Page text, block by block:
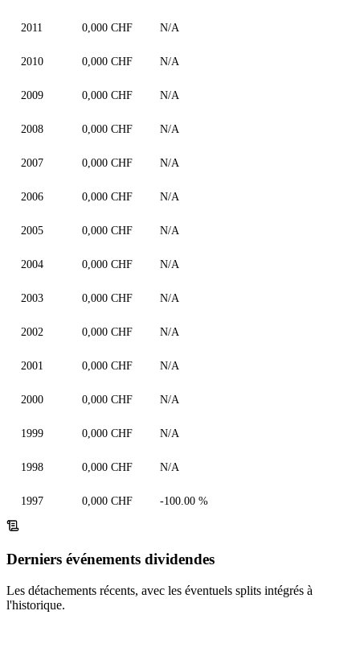
2011 0,000 CHF N/A
2010 0,000 CHF N/A
2009 0,000 CHF N/A
2008 0,000 CHF N/A
2007 0,000 CHF N/A
2006 0,000 CHF N/A
2005 0,000 CHF N/A
2004 0,000 CHF N/A
2003 0,000 CHF N/A
2002 0,000 CHF N/A
2001 0,000 CHF N/A
2000 0,000 CHF N/A
1999 0,000 CHF N/A
1998 0,000 CHF N/A
1997 0,000 CHF -100.00 %
Derniers événements dividendes
Les détachements récents, avec les éventuels splits intégrés à
l'historique.